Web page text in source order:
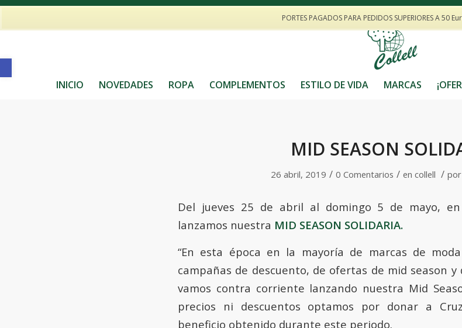
Abrir barra de herramientas
Contacto: collellhorta@gmail.com · 605017025 Todos nuestros productos son sostenibles y de
INICIO NOVEDADES ROPA COMPLEMENTOS ESTILO DE VIDA MARCAS
MID SEASON
26 abril, 2019 / 0 Comentarios / en collell / por
Del jueves 25 de abril al domingo 5 de mayo, en
lanzamos nuestra MID SEASON SOLIDARIA.
“En esta época en la mayoría de marcas de
campañas de descuento, de ofertas de mid season y
vamos contra corriente lanzando nuestra Mid
precios ni descuentos optamos por donar a
beneficio obtenido durante este periodo.
PORTES PAGADOS PARA PEDIDOS SUPERIORES A 50